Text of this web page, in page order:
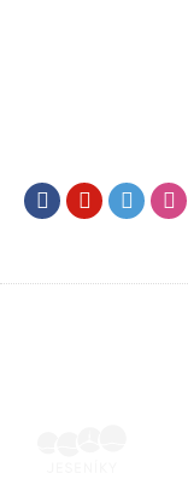
FacebookYoutubeTwitter